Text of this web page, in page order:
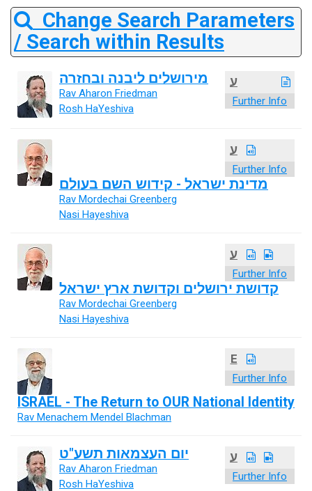
Change Search Parameters
/ Search within Results
ע
Further Info
מירושלים ליבנה ובחזרה
Rav Aharon Friedman
Rosh HaYeshiva
ע
Further Info
מדינת ישראל - קידוש השם בעולם
Rav Mordechai Greenberg
Nasi Hayeshiva
ע
Further Info
קדושת ירושלים וקדושת ארץ ישראל
Rav Mordechai Greenberg
Nasi Hayeshiva
E
Further Info
ISRAEL - The Return to OUR National Identity
Rav Menachem Mendel Blachman
ע
Further Info
יום העצמאות תשע"ט
Rav Aharon Friedman
Rosh HaYeshiva